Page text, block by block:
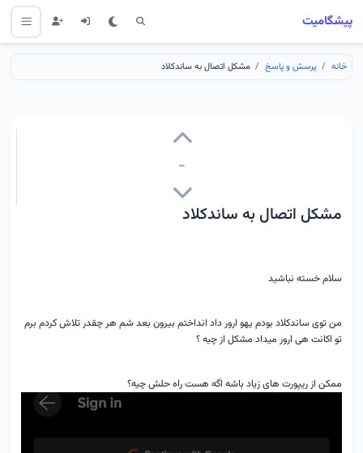
پیشگامیت
خانه پرسش و پاسخ مشکل اتصال به ساندکلاد
-
مشکل اتصال به ساندکلاد
سلام خسته نباشید
من توی ساندکلاد بودم یهو ارور داد انداختم بیرون بعد شم هر چقدر تلاش کردم برم
تو اکانت هی ارور میداد مشکل از چیه ؟
ممکن از ریپورت های زیاد باشه اگه هست راه حلشچیه؟